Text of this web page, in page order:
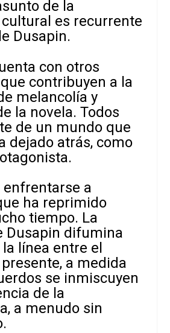
de la
es recurrente
Dusapin.
con otros
contribuyen a la
melancolía y
la novela. Todos
de un mundo que
dejado atrás, como
a
ha reprimido
tiempo. La
Dusapin difumina
línea entre el
a medida
se inmiscuyen
de la
a menudo sin